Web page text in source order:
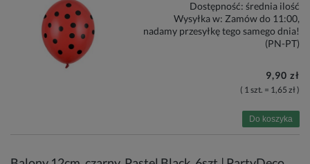
Dostępność: średnia ilość
Wysyłka w: Zamów do 11:00,
nadamy przesyłkę tego samego dnia!
(PN-PT)
9,90 zł
( 1 szt. = 1,65 zł )
Do koszyka